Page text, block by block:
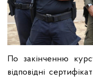
По закінченню
відповідні